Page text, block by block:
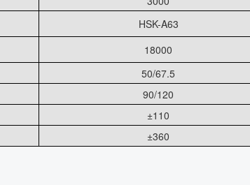
HSK-A63
18000
50/67.5
90/120
±110
±360